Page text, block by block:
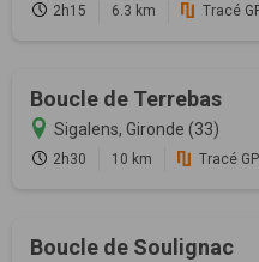
2h15 6.3 km Tracé
Boucle de Terrebas
Sigalens, Gironde (33)
2h30 10 km Tracé
Boucle de Soulignac